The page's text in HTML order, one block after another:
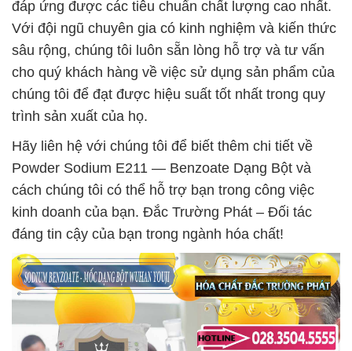
đáp ứng được các tiêu chuẩn chất lượng cao nhất.
Với đội ngũ chuyên gia có kinh nghiệm và kiến thức
sâu rộng, chúng tôi luôn sẵn lòng hỗ trợ và tư vấn
cho quý khách hàng về việc sử dụng sản phẩm của
chúng tôi để đạt được hiệu suất tốt nhất trong quy
trình sản xuất của họ.
Hãy liên hệ với chúng tôi để biết thêm chi tiết về
Powder Sodium E211 — Benzoate Dạng Bột và
cách chúng tôi có thể hỗ trợ bạn trong công việc
kinh doanh của bạn. Đắc Trường Phát – Đối tác
đáng tin cậy của bạn trong ngành hóa chất!